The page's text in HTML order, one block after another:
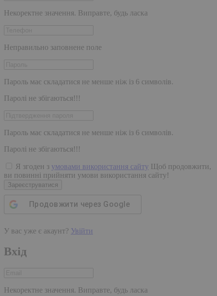
Некоректне значення. Виправте, будь ласка
Неправильно заповнене поле
Пароль має складатися не менше ніж із 6 символів.
Паролі не збігаються!!!
Пароль має складатися не менше ніж із 6 символів.
Паролі не збігаються!!!
Я згоден з умовами використання сайту Щоб продовжити,
ви повинні прийняти умови використання сайту!
Зареєструватися
Продовжити через Google
У вас уже є акаунт? Увійти
Вхід
Некоректне значення. Виправте, будь ласка